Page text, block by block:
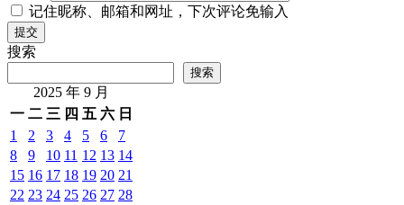
记住昵称、邮箱和网址，下次评论免输入
提交
搜索
搜索
2025 年 9 月
一 二 三 四 五 六 日
1
2 3 4 5 6
7
8
9 10 11 12 13 14
15 16 17 18 19 20 21
22 23 24 25 26 27 28